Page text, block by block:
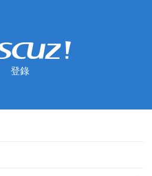
登錄